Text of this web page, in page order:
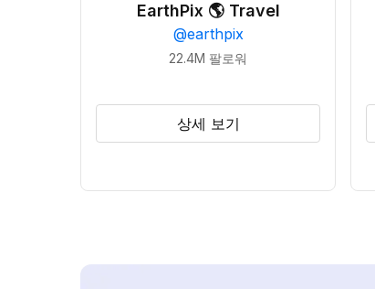
EarthPix 🌎 Travel
@earthpix
22.4M 팔로워
상세 보기